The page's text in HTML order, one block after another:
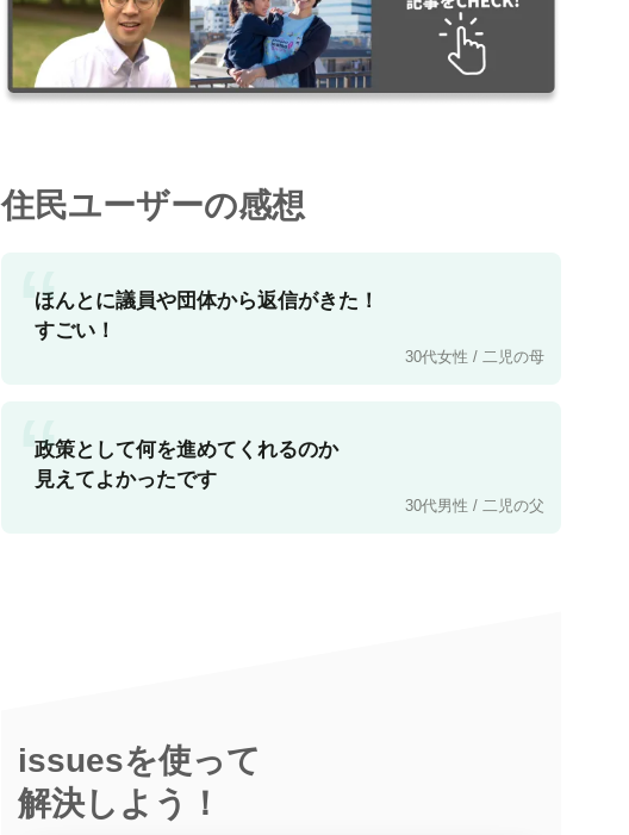
住民ユーザーの感想
“
ほんとに議員や団体から返信がきた！
すごい！
30代女性 / 二児の母
“
政策として何を進めてくれるのか
見えてよかったです
30代男性 / 二児の父
issuesを使って
解決しよう！